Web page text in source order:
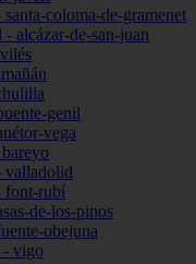
coloma-de-gramenet
- alcázar-de-san-juan
genil
vega
valladolid
font-rubí
de-los-pinos
obejuna
- vigo